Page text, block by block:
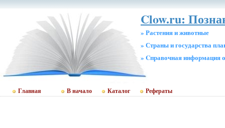
Clow.ru:
» Растения и животные
» Страны и государства
» Cправочная информация
Главная В начало Каталог Рефераты